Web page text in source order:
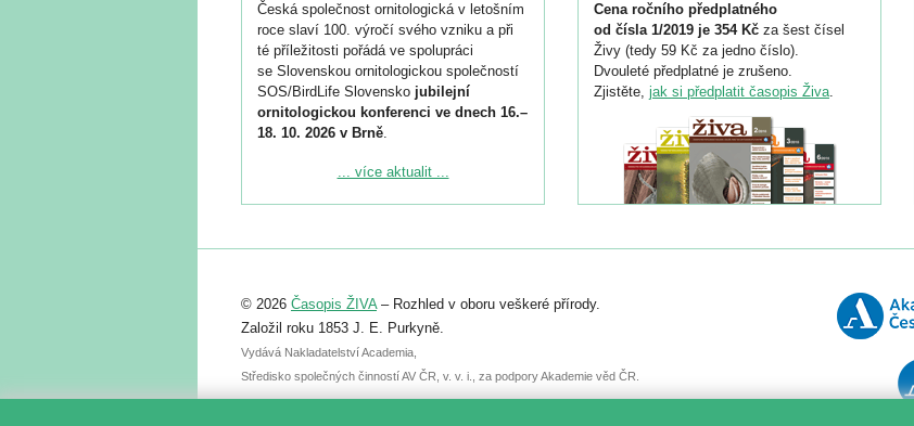
Česká společnost ornitologická v letošním
roce slaví 100. výročí svého vzniku a při
té příležitosti pořádá ve spolupráci
se Slovenskou ornitologickou společností
SOS/BirdLife Slovensko jubilejní
ornitologickou konferenci ve dnech 16.–
18. 10. 2026 v Brně.
Podrobnější informace ke konferenci
Registrovat se můžete do 6. září.
abstraktu přihlášené přednášky nebo
posteru je už 30. června.
... více aktualit ...
Cena ročního předplatného
od čísla 1/2019 je 354 Kč za šest čísel
Živy (tedy 59 Kč za jedno číslo).
Dvouleté předplatné je zrušeno.
Zjistěte, jak si předplatit časopis Živa.
© 2026 Časopis ŽIVA– Rozhled v oboru veškeré přírody.
Založil roku 1853 J. E. Purkyně.
Vydává Nakladatelství Academia,
Středisko společných činností AV ČR, v. v. i., za podpory Akademie věd ČR.